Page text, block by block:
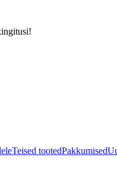
Teised tootedPakkumised